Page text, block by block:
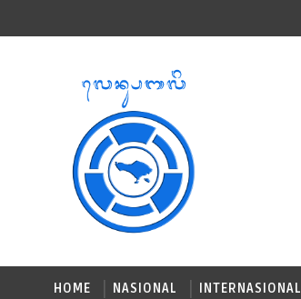
HOME NASIONAL INTERNASIONAL